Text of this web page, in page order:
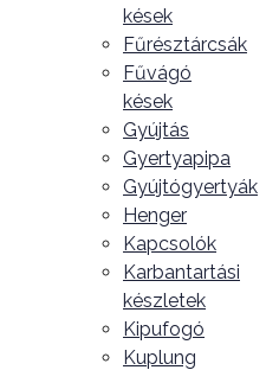
kések
Fűrésztárcsák
Fűvágó
kések
Gyújtás
Gyertyapipa
Gyújtógyertyák
Henger
Kapcsolók
Karbantartási
készletek
Kipufogó
Kuplung